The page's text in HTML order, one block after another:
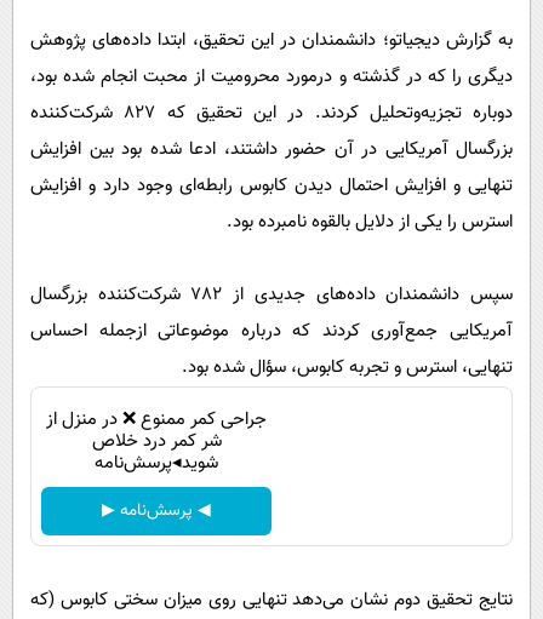
سلامت
فرهنگی
بین الملل
حیات وحش
سیاست خارجی
به گزارش دیجیاتو؛ دانشمندان در این تحقیق، ابتدا داده‌های پژوهش
دیگری را که در گذشته و درمورد محرومیت از محبت انجام شده بود،
دوباره تجزیه‌و‌تحلیل کردند. در این تحقیق که 827 شرکت‌کننده
بزرگسال آمریکایی در آن حضور داشتند، ادعا شده بود بین افزایش
تنهایی و افزایش احتمال دیدن کابوس رابطه‌ای وجود دارد و افزایش
استرس را یکی از دلایل بالقوه نامبرده بود.
سپس دانشمندان داده‌های جدیدی از 782 شرکت‌کننده بزرگسال
آمریکایی جمع‌آوری کردند که درباره موضوعاتی ازجمله احساس
تنهایی، استرس و تجربه کابوس، سؤال شده بود.
جراحی کمر ممنوع ❌ در منزل از
شر کمر درد خلاص
شوید◂پرسش‌نامه
◀ پرسش‌نامه ▶
نتایج تحقیق دوم نشان می‌دهد تنهایی روی میزان سختی کابوس (که